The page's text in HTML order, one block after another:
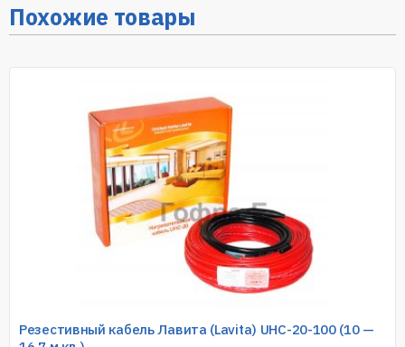
Похожие товары
Резестивный кабель Лавита (Lavita) UHC-20-100 (10 —